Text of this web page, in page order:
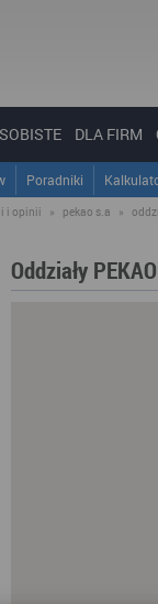
DLA FIRM
Poradniki
i opinii » pekao s.a »
Oddziały